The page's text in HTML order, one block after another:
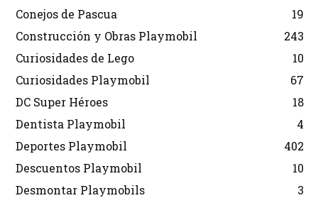
Conejos de Pascua
19
Construcción y Obras Playmobil
243
Curiosidades de Lego
10
Curiosidades Playmobil
67
DC Super Héroes
18
Dentista Playmobil
4
Deportes Playmobil
402
Descuentos Playmobil
10
Desmontar Playmobils
3